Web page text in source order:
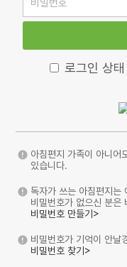
로그인 상태
아침편지 가족이 아니어
있습니다.
독자가 쓰는 아침편지는
비밀번호가 없으신 분은
비밀번호 만들기>
비밀번호가 기억이 안날
비밀번호 찾기>